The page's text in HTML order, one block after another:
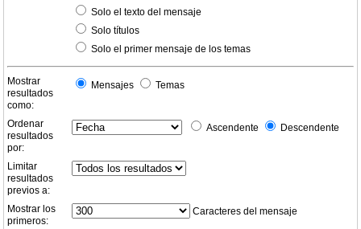
Solo el texto del mensaje
Solo títulos
Solo el primer mensaje de los temas
Mostrar
resultados
como:
Mensajes Temas
Ordenar
resultados
por:
Ascendente Descendente
Limitar
resultados
previos a:
Mostrar los
primeros:
Caracteres del mensaje